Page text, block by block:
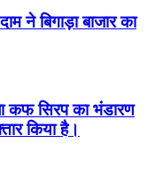
ने बिगाड़ा बाजार का
कफ सिरप का भंडारण
किया है।